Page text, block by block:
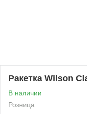
Ракетка Wilson
В наличии
Розница